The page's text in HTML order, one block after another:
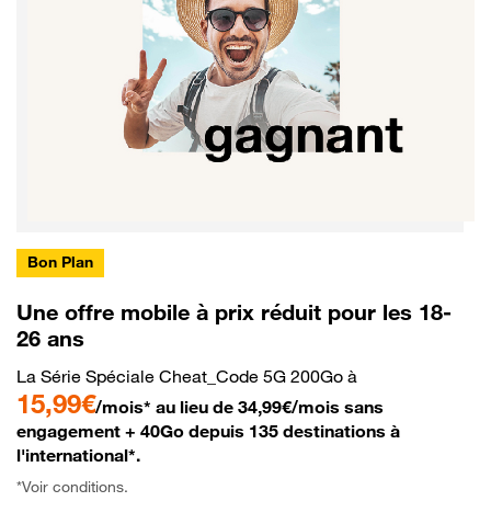
Bon Plan
Une offre mobile à prix réduit pour les 18-
26 ans
La Série Spéciale Cheat_Code 5G 200Go à
15,99€/mois* au lieu de 34,99€/mois sans
engagement + 40Go depuis 135 destinations à
l'international*.
*Voir conditions.